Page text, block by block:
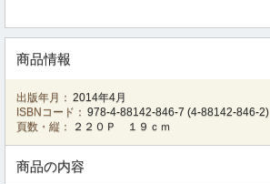
商品情報
出版年月： 2014年4月
ISBNコード： 978-4-88142-846-7 (4-88142-846-2)
頁数・縦：
２２０Ｐ １９ｃｍ
商品の内容